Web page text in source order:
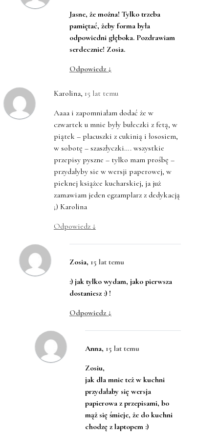
Jasne, że można! Tylko trzeba
pamiętać, żeby forma była
odpowiedni głęboka. Pozdrawiam
serdecznie! Zosia.
Odpowiedz ↓
Karolina, 15 lat temu
Aaaa i zapomniałam dodać że w
czwartek u mnie były bułeczki z fetą, w
piątek – placuszki z cukinią i łososiem,
w sobotę – szaszłyczki…. wszystkie
przepisy pyszne – tylko mam prośbę –
przydałyby sie w wersji paperowej, w
pieknej książce kucharskiej, ja już
zamawiam jeden egzamplarz z dedykacją
;) Karolina
Odpowiedz ↓
Zosia, 15 lat temu
:) jak tylko wydam, jako pierwsza
dostaniesz :) !
Odpowiedz ↓
Anna, 15 lat temu
Zosiu,
jak dla mnie też w kuchni
przydałaby się wersja
papierowa z przepisami, bo
mąż się śmieje, że do kuchni
chodzę z laptopem :)